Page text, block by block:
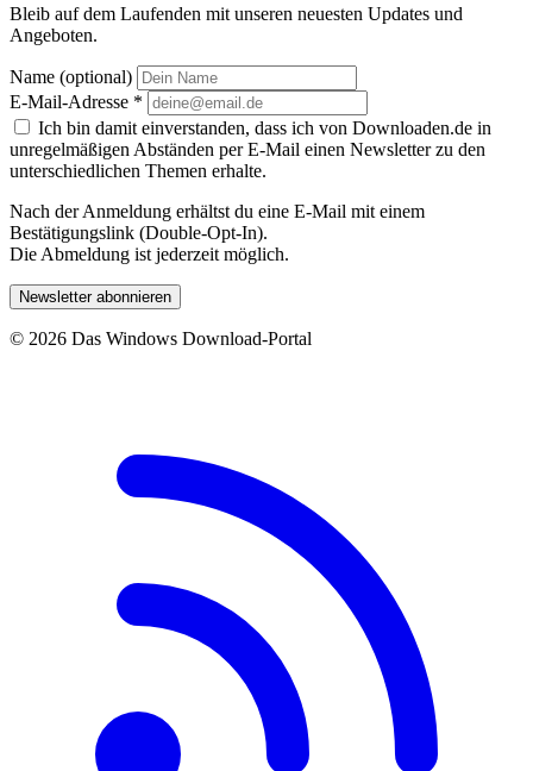
Bleib auf dem Laufenden mit unseren neuesten Updates und
Angeboten.
Name (optional)
E-Mail-Adresse *
Ich bin damit einverstanden, dass ich von Downloaden.de in
unregelmäßigen Abständen per E-Mail einen Newsletter zu den
unterschiedlichen Themen erhalte.
Nach der Anmeldung erhältst du eine E-Mail mit einem
Bestätigungslink (Double-Opt-In).
Die Abmeldung ist jederzeit möglich.
Newsletter abonnieren
© 2026 Das Windows Download-Portal